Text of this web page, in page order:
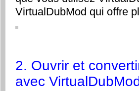
VirtualDubMod qui offre
2. Ouvrir et
avec